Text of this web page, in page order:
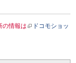
の情報は
ドコモショッ